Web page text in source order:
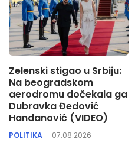
Zelenski stigao u Srbiju:
Na beogradskom
aerodromu dočekala ga
Dubravka Đedović
Handanović (VIDEO)
POLITIKA 07.08.2026